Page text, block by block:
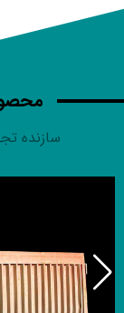
سازنده